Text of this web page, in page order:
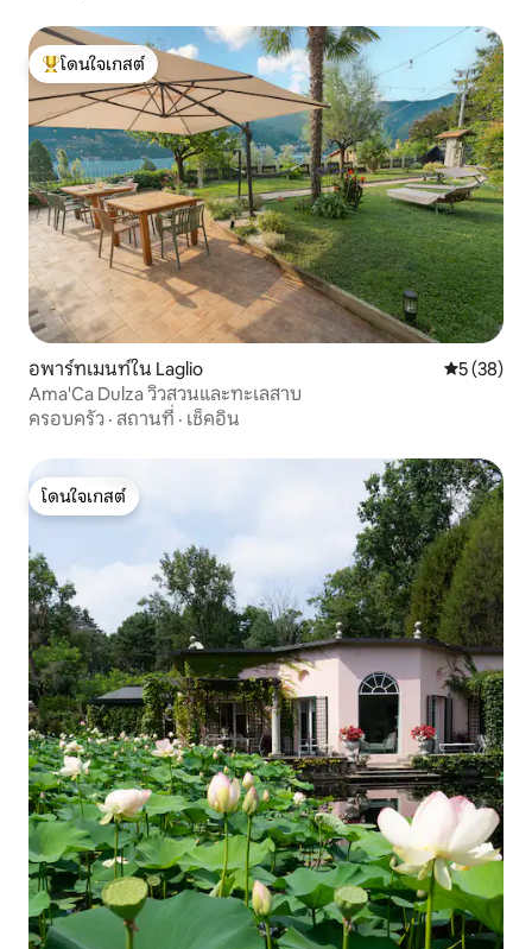
โดนใจเกสต์ที่สุด
โดนใจเกสต์
อพาร์ทเมนท์ใน Laglio คะแนนเฉลี่
5 (38)
Ama'Ca Dulza วิวสวนและทะเลสาบ
ครอบครัว · สถานที่ · เช็คอิน
โดนใจเกสต์
โดนใจเกสต์